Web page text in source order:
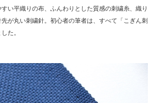
い平織りの布、ふんわりとした質感の刺繍糸、織り
が丸い刺繍針。初心者の筆者は、すべて「こぎん刺
た。